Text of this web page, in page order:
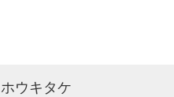
ホウキタケ